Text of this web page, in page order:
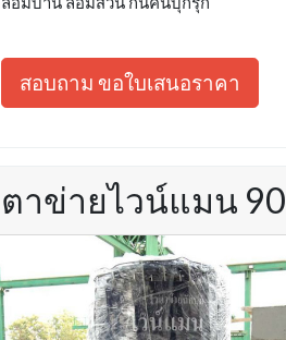
สอบถาม ขอใบเสนอราคา
ตาข่ายไวน์แมน 90